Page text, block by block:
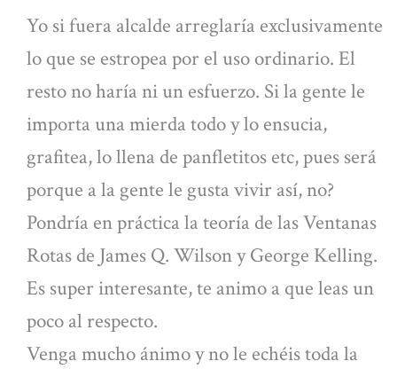
Yo si fuera alcalde arreglaría exclusivamente
lo que se estropea por el uso ordinario. El
resto no haría ni un esfuerzo. Si la gente le
importa una mierda todo y lo ensucia,
grafitea, lo llena de panfletitos etc, pues será
porque a la gente le gusta vivir así, no?
Pondría en práctica la teoría de las Ventanas
Rotas de James Q. Wilson y George Kelling.
Es super interesante, te animo a que leas un
poco al respecto.
Venga mucho ánimo y no le echéis toda la